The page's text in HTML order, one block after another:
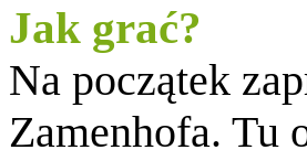
Jak grać?
Na początek
Zamenhofa. Tu